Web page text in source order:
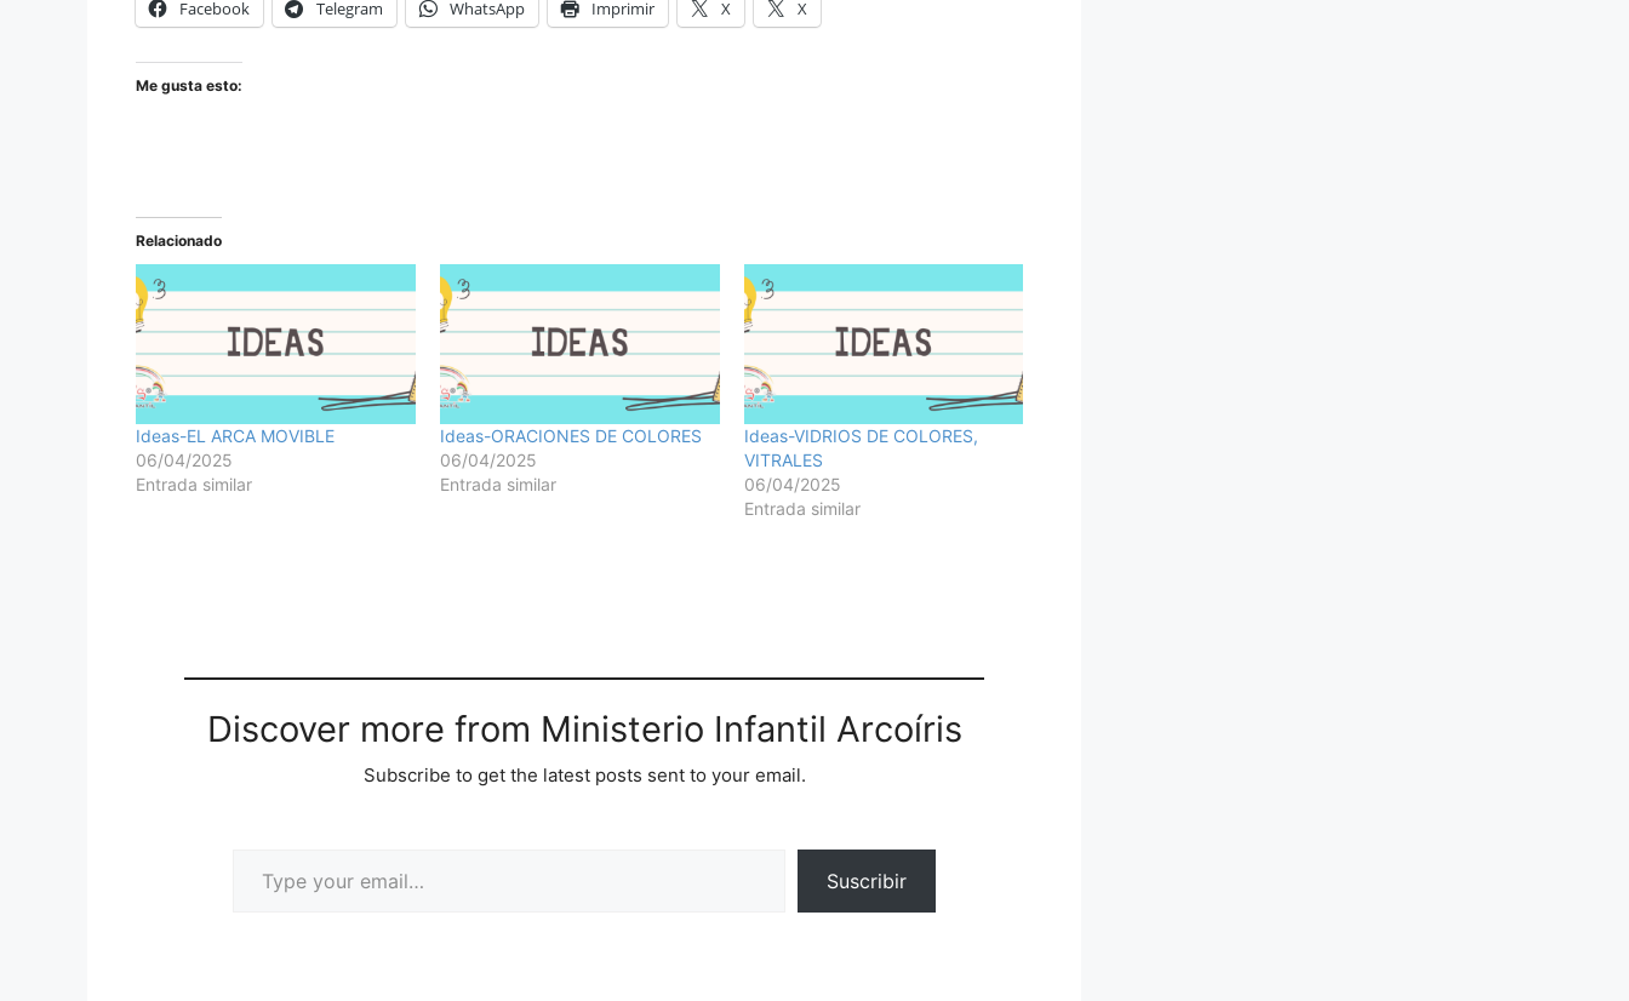
Facebook Telegram WhatsApp Imprimir X X
Me gusta esto:
Relacionado
Ideas-EL ARCA MOVIBLE
06/04/2025
Entrada similar
Ideas-ORACIONES DE COLORES
06/04/2025
Entrada similar
Ideas-VIDRIOS DE COLORES,
VITRALES
06/04/2025
Entrada similar
Discover more from Ministerio Infantil Arcoíris
Subscribe to get the latest posts sent to your email.
Suscribir